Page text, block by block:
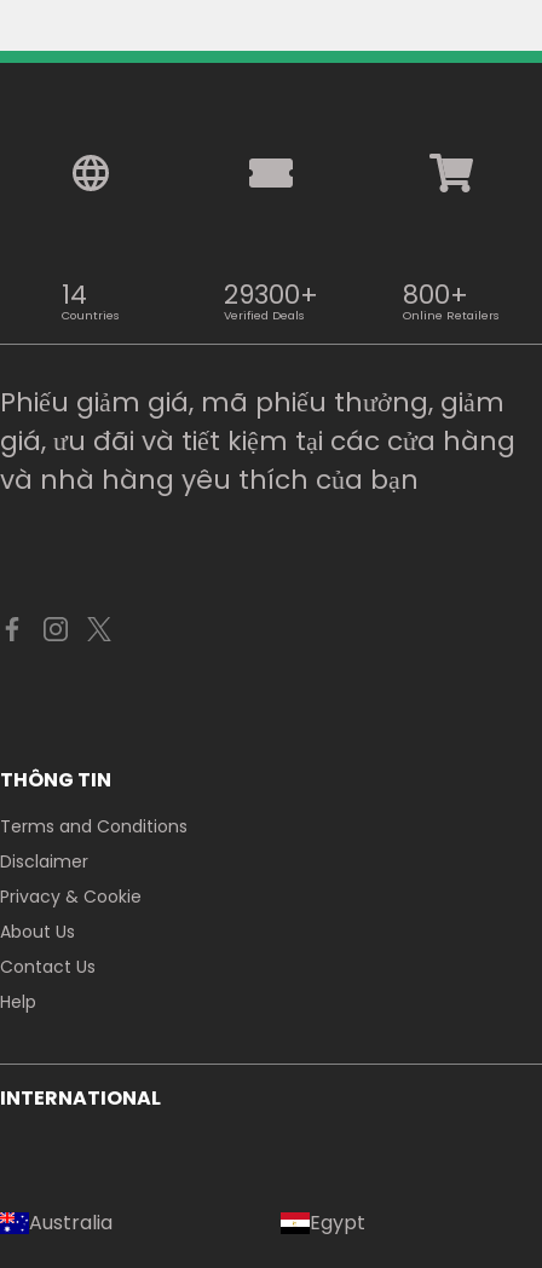
14
Countries
29300+
Verified Deals
800+
Online Retailers
Phiếu giảm giá, mã phiếu thưởng, giảm
giá, ưu đãi và tiết kiệm tại các cửa hàng
và nhà hàng yêu thích của bạn
THÔNG TIN
Terms and Conditions
Disclaimer
Privacy & Cookie
About Us
Contact Us
Help
INTERNATIONAL
Australia Egypt